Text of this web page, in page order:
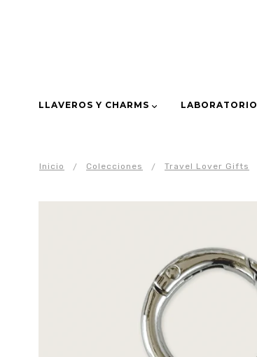
LLAVEROS Y CHARMS LABORATORIO
Inicio Colecciones Travel Lover Gifts